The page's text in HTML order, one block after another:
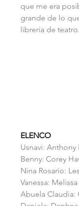
que me era
grande de lo
librería de teatro.
ELENCO
Usnavi: Anthony
Benny: Corey
Nina Rosario:
Vanessa:
Abuela Claudia: